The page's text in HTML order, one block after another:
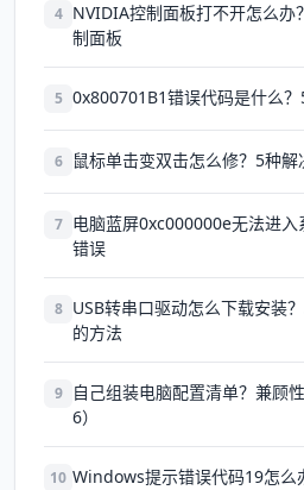
4 NVIDIA控制面板打不开怎么
制面板
5 0x800701B1错误代码是什么
6 鼠标单击变双击怎么修？5种解
7 电脑蓝屏0xc000000e无法进
错误
8 USB转串口驱动怎么下载安装
的方法
9
自己组装电脑配置清单？兼顾
6）
10 Windows提示错误代码19怎么